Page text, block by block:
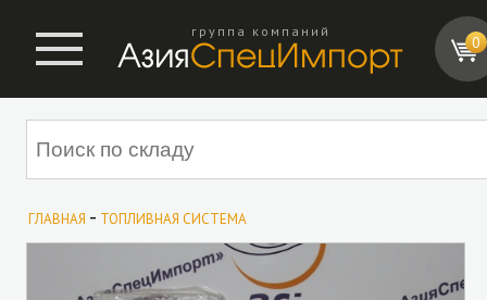
0
группа компаний
ГЛАВНАЯ - ТОПЛИВНАЯ СИСТЕМА